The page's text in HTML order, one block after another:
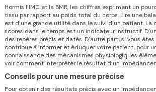
Hormis l’IMC et la BMR, les chiffres expriment un
tissu par rapport au poids total du corps. Lire une
est d’une grande utilité dans le suivi d’un patient. La
scores dans le temps est un indicateur instructif.
des repères précis et datés. D’autre part, si vous
contribue à informer et éduquer votre patient, pour
connaissance des mécanismes physiologiques
voir comment interpréter le résultat d’un
Conseils pour une mesure précise
Pour obtenir des résultats précis avec un